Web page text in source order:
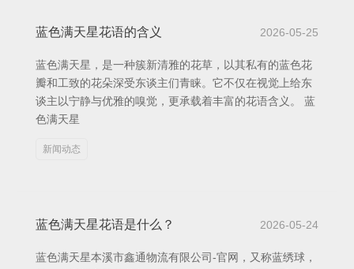
蓝色满天星花语的含义 2026-05-25
蓝色满天星，是一种簇新清雅的花草，以其私有的蓝色花
瓣和工致的花朵深受东谈主们青睐。它不仅在视觉上给东
谈主以宁静与优雅的嗅觉，更承载着丰富的花语含义。 蓝
色满天星
新闻动态
蓝色满天星花语是什么？ 2026-05-24
蓝色满天星本溪市鑫通物流有限公司-官网，又称蓝绣球，